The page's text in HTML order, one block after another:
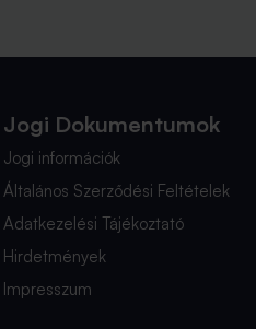
Jogi Dokumentumok
Jogi információk
Általános Szerződési Feltételek
Adatkezelési Tájékoztató
Hirdetmények
Impresszum